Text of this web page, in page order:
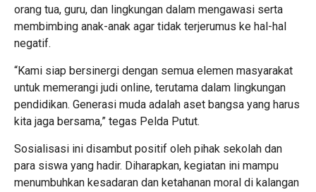
orang tua, guru, dan lingkungan dalam mengawasi serta
membimbing anak-anak agar tidak terjerumus ke hal-hal
negatif.
“Kami siap bersinergi dengan semua elemen masyarakat
untuk memerangi judi online, terutama dalam lingkungan
pendidikan. Generasi muda adalah aset bangsa yang harus
kita jaga bersama,” tegas Pelda Putut.
Sosialisasi ini disambut positif oleh pihak sekolah dan
para siswa yang hadir. Diharapkan, kegiatan ini mampu
menumbuhkan kesadaran dan ketahanan moral di kalangan